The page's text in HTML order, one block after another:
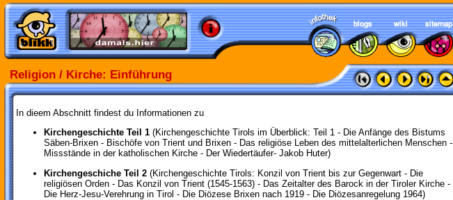
Religion / Kirche: Einführung
In dieem Abschnitt findest du Informationen zu
Kirchengeschichte Teil 1 (Kirchengeschichte Tirols im Überblick: Teil 1 - Die Anfänge des Bistums
Säben-Brixen - Bischöfe von Trient und Brixen - Das religiöse Leben des mittelalterlichen Menschen -
Missstände in der katholischen Kirche - Der Wiedertäufer- Jakob Huter)
Kirchengeschiche Teil 2 (Kirchengeschichte Tirols: Konzil von Trient bis zur Gegenwart - Die
religiösen Orden - Das Konzil von Trient (1545-1563) - Das Zeitalter des Barock in der Tiroler Kirche -
Die Herz-Jesu-Verehrung in Tirol - Die Diözese Brixen nach 1919 - Die Diözesanregelung 1964)